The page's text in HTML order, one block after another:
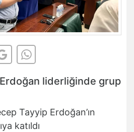
liderliğinde grup
Tayyip Erdoğan’ın
katıldı